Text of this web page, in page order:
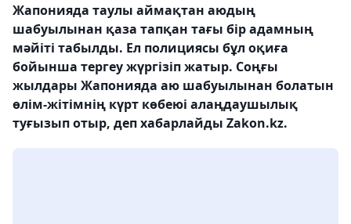
Жапонияда таулы аймақтан аюдың
шабуылынан қаза тапқан тағы бір адамның
мәйіті табылды. Ел полициясы бұл оқиға
бойынша тергеу жүргізіп жатыр. Соңғы
жылдары Жапонияда аю шабуылынан болатын
өлім-жітімнің күрт көбеюі алаңдаушылық
туғызып отыр, деп хабарлайды Zakon.kz.